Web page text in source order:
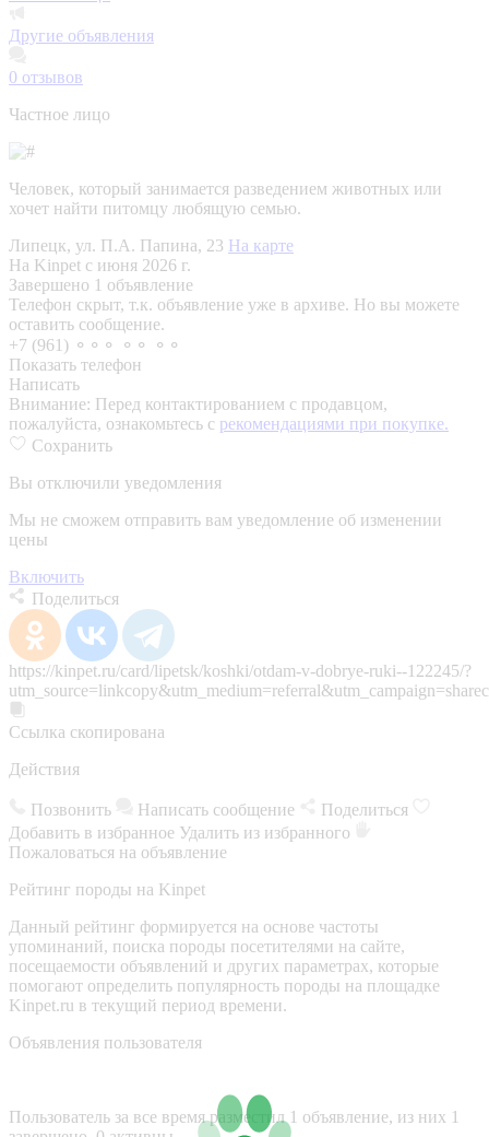
Другие объявления
0 отзывов
Частное лицо
Человек, который занимается разведением животных или
хочет найти питомцу любящую семью.
Липецк, ул. П.А. Папина, 23 На карте
На Kinpet c июня 2026 г.
Завершено 1 объявление
Телефон скрыт, т.к. объявление уже в архиве. Но вы можете
оставить сообщение.
+7 (961) ⚬⚬⚬ ⚬⚬ ⚬⚬
Показать телефон
Написать
Внимание: Перед контактированием с продавцом,
пожалуйста, ознакомьтесь с рекомендациями при покупке.
Сохранить
Вы отключили уведомления
Мы не сможем отправить вам уведомление об изменении
цены
Включить
Поделиться
https://kinpet.ru/card/lipetsk/koshki/otdam-v-dobrye-ruki--122245/?
Ссылка скопирована
Действия
Позвонить Написать сообщение
Поделиться
Добавить в избранное Удалить из избранного
Пожаловаться на объявление
Рейтинг породы на Kinpet
Данный рейтинг формируется на основе частоты
упоминаний, поиска породы посетителями на сайте,
посещаемости объявлений и других параметрах, которые
помогают определить популярность породы на площадке
Kinpet.ru в текущий период времени.
Объявления пользователя
Пользователь за все время разместил 1 объявление, из них 1